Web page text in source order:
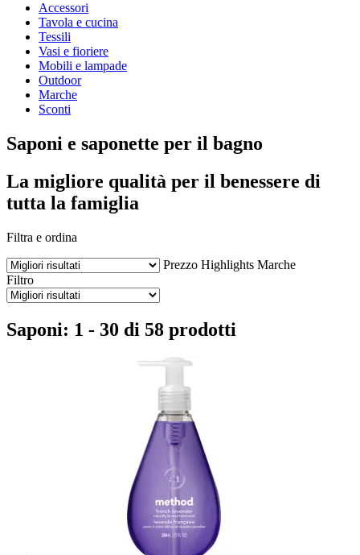
Accessori
Tavola e cucina
Tessili
Vasi e fioriere
Mobili e lampade
Outdoor
Marche
Sconti
Saponi e saponette per il bagno
La migliore qualità per il benessere di
tutta la famiglia
Filtra e ordina
Prezzo Highlights Marche
Filtro
Saponi: 1 - 30 di 58 prodotti